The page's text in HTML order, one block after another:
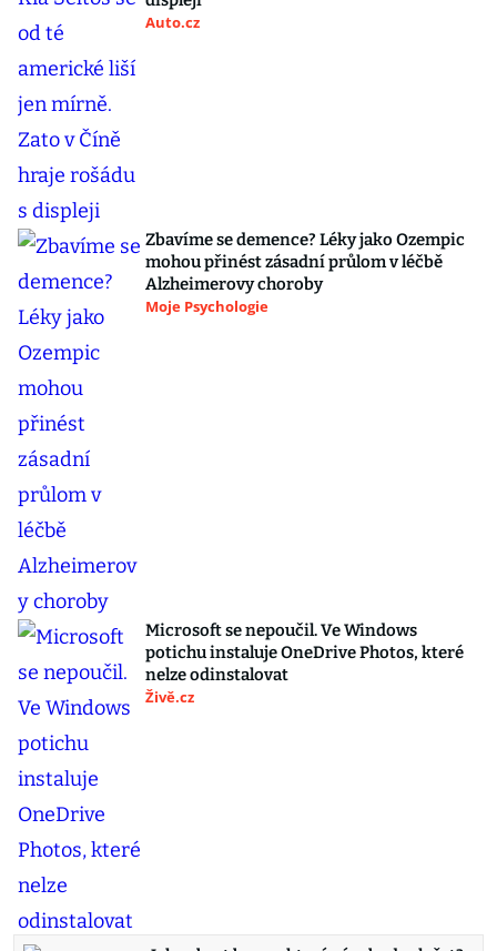
Auto.cz
Zbavíme se demence? Léky jako Ozempic
mohou přinést zásadní průlom v léčbě
Alzheimerovy choroby
Moje Psychologie
Microsoft se nepoučil. Ve Windows
potichu instaluje OneDrive Photos, které
nelze odinstalovat
Živě.cz